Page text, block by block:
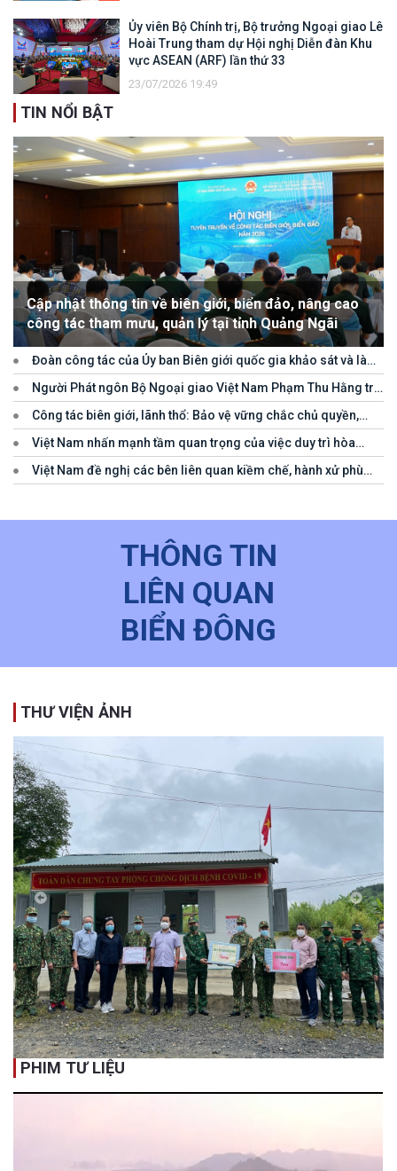
Ủy viên Bộ Chính trị, Bộ trưởng Ngoại giao Lê
Hoài Trung tham dự Hội nghị Diễn đàn Khu
vực ASEAN (ARF) lần thứ 33
23/07/2026 19:49
TIN NỔI BẬT
Cập nhật thông tin về biên giới, biển đảo, nâng cao
công tác tham mưu, quản lý tại tỉnh Quảng Ngãi
Đoàn công tác của Ủy ban Biên giới quốc gia khảo sát và làm
việc tại tỉnh Quảng Ngãi
Người Phát ngôn Bộ Ngoại giao Việt Nam Phạm Thu Hằng trả
lời câu hỏi của phóng viên đề nghị cập nhật thông tin về công tác
tìm kiếm, cứu hộ các thuyền viên Việt Nam trên tàu Khôi Nguyên
18
Công tác biên giới, lãnh thổ: Bảo vệ vững chắc chủ quyền,
thúc đẩy lợi ích quốc gia, củng cố hòa bình và mở rộng không
gian hợp tác, phát triển
Việt Nam nhấn mạnh tầm quan trọng của việc duy trì hòa
bình, an ninh, an toàn, tự do hàng hải và hàng không
Việt Nam đề nghị các bên liên quan kiềm chế, hành xử phù
hợp với luật pháp quốc tế, tôn trọng quyền chủ quyền và quyền tài
THÔNG TIN
LIÊN QUAN
BIỂN ĐÔNG
THƯ VIỆN ẢNH
Previous Next
PHIM TƯ LIỆU